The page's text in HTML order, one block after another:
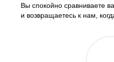
Вы спокойно сравниваете
и возвращаетесь к нам,